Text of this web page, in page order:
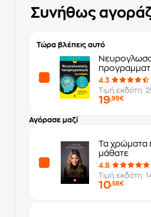
Συνήθως
Τώρα βλέπεις αυτό
πρωτάρηδες
4.3
Τιμή εκδότη:
19,99€
Αγόρασε μαζί
Τα χρώματα
μάθατε
4.8
Τιμή εκδότη:
10,58€